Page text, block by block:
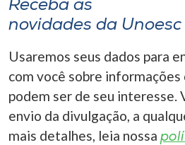
Receba as
novidades da Unoesc
Usaremos seus dados para
com você sobre
podem ser de seu interesse.
envio da divulgação, a
mais detalhes, leia nossa